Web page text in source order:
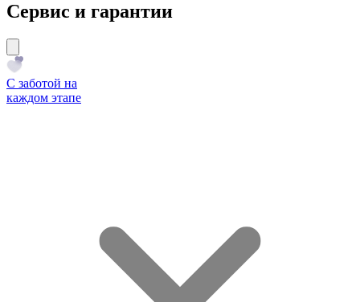
Сервис и гарантии
С заботой на
каждом этапе